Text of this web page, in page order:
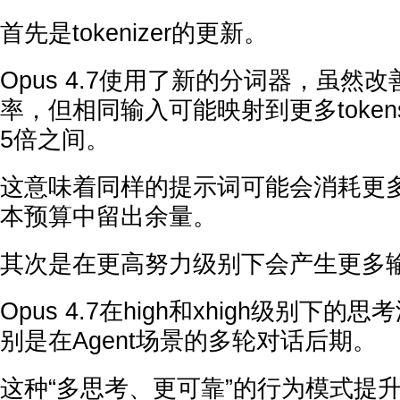
首先是tokenizer的更新。
Opus 4.7使用了新的分词器，虽然改
率，但相同输入可能映射到更多
5倍之间。
这意味着同样的提示词可能会消耗更
本预算中留出余量。
其次是在更高努力级别下会产生更多
Opus 4.7在high和xhigh级别下的思
别是在Agent场景的多轮对话后期。
这种“多思考、更可靠”的行为模式提